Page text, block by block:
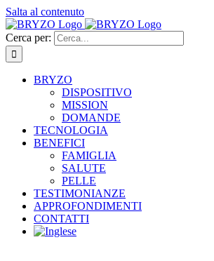
Salta al contenuto
Cerca per:
BRYZO
DISPOSITIVO
MISSION
DOMANDE
TECNOLOGIA
BENEFICI
FAMIGLIA
SALUTE
PELLE
TESTIMONIANZE
APPROFONDIMENTI
CONTATTI